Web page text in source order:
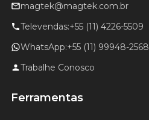
magtek@magtek.com.br
Televendas:+55 (11) 4226-5509
WhatsApp:+55 (11) 99948-2568
Trabalhe Conosco
Ferramentas